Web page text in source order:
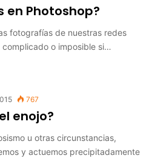
en Photoshop?
fotografías de nuestras redes
o imposible si…
767
enojo?
u otras circunstancias,
y actuemos precipitadamente